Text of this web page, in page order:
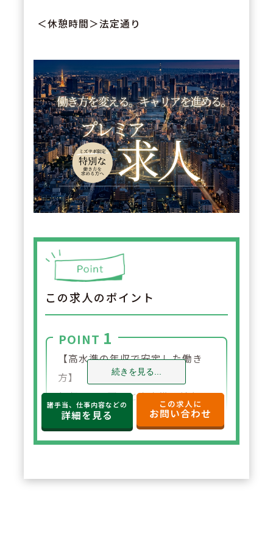
＜休憩時間＞法定通り
この求人のポイント
POINT 1
【高水準の年収で安定した働き
方】
年収650万円～と高水準の給与設
定。年俸制で収入の見通しも立て
やすく、選択した都道府県内で安
続きを見る...
諸手当、仕事内容などの
詳細を見る
この求人に
お問い合わせ